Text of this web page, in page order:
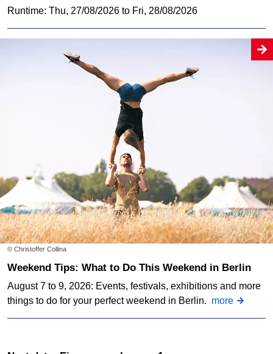
Runtime: Thu, 27/08/2026 to Fri, 28/08/2026
© Christoffer Collina
Weekend Tips: What to Do This Weekend in Berlin
August 7 to 9, 2026: Events, festivals, exhibitions and more
things to do for your perfect weekend in Berlin. more